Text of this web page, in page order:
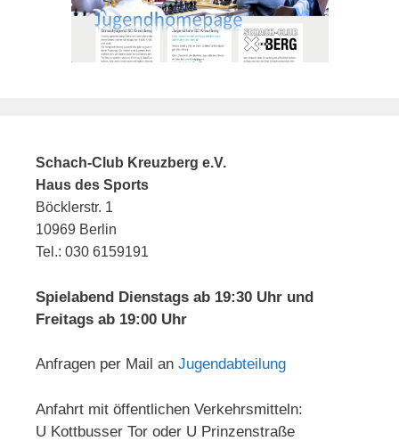
Schach-Club Kreuzberg e.V.
Haus des Sports
Böcklerstr. 1
10969 Berlin
Tel.: 030 6159191
Spielabend Dienstags ab 19:30 Uhr und
Freitags ab 19:00 Uhr
Anfragen per Mail an Jugendabteilung
Anfahrt mit öffentlichen Verkehrsmitteln:
U Kottbusser Tor oder U Prinzenstraße